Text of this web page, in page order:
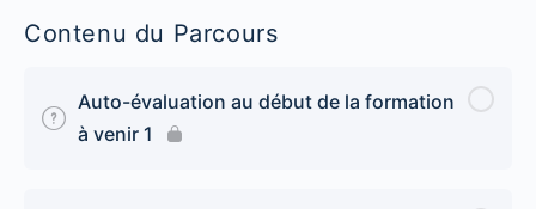
Contenu du Parcours
Auto-évaluation au début de la formation
à venir 1